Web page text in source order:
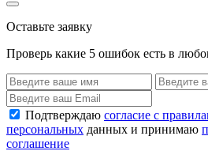
Оставьте заявку
Проверь какие 5 ошибок есть в
Подтверждаю согласие с
персональных данных и принимаю
соглашение